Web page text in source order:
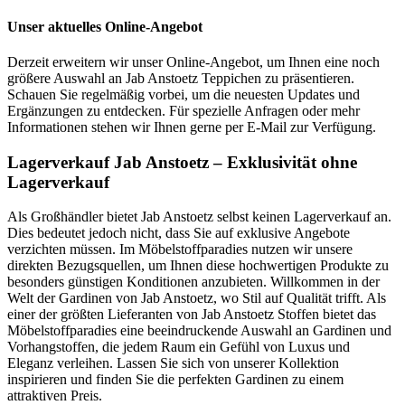
Unser aktuelles Online-Angebot
Derzeit erweitern wir unser Online-Angebot, um Ihnen eine noch
größere Auswahl an Jab Anstoetz Teppichen zu präsentieren.
Schauen Sie regelmäßig vorbei, um die neuesten Updates und
Ergänzungen zu entdecken. Für spezielle Anfragen oder mehr
Informationen stehen wir Ihnen gerne per E-Mail zur Verfügung.
Lagerverkauf Jab Anstoetz – Exklusivität ohne
Lagerverkauf
Als Großhändler bietet Jab Anstoetz selbst keinen Lagerverkauf an.
Dies bedeutet jedoch nicht, dass Sie auf exklusive Angebote
verzichten müssen. Im Möbelstoffparadies nutzen wir unsere
direkten Bezugsquellen, um Ihnen diese hochwertigen Produkte zu
besonders günstigen Konditionen anzubieten. Willkommen in der
Welt der Gardinen von Jab Anstoetz, wo Stil auf Qualität trifft. Als
einer der größten Lieferanten von Jab Anstoetz Stoffen bietet das
Möbelstoffparadies eine beeindruckende Auswahl an Gardinen und
Vorhangstoffen, die jedem Raum ein Gefühl von Luxus und
Eleganz verleihen. Lassen Sie sich von unserer Kollektion
inspirieren und finden Sie die perfekten Gardinen zu einem
attraktiven Preis.